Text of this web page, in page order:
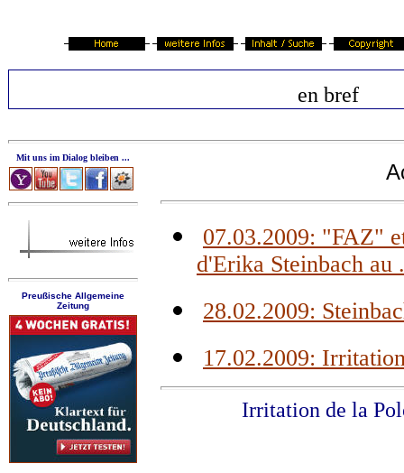
en bref
Mit uns im Dialog bleiben ...
Preußische Allgemeine
Zeitung
07.03.2009: "FAZ"
d'Erika Steinbach au
28.02.2009:
17.02.2009:
Irritation de la